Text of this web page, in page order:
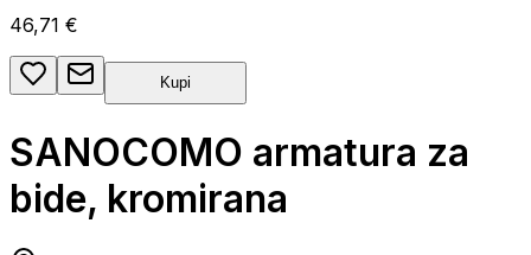
46,71 €
Kupi
SANOCOMO armatura za
bide, kromirana